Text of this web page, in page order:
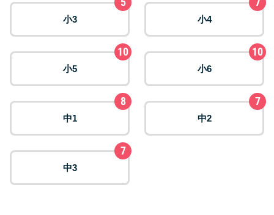
小3 小4
小5
10
小6
10
中1
8
中2
7
中3
7